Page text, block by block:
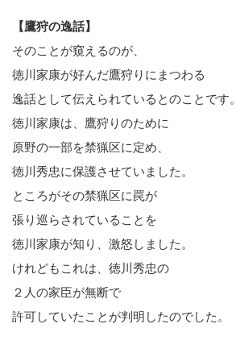
【鷹狩の逸話】
そのことが窺えるのが、
徳川家康が好んだ鷹狩りにまつわる
逸話として伝えられているとのことです。
徳川家康は、鷹狩りのために
原野の一部を禁猟区に定め、
徳川秀忠に保護させていました。
ところがその禁猟区に罠が
張り巡らされていることを
徳川家康が知り、激怒しました。
けれどもこれは、徳川秀忠の
２人の家臣が無断で
許可していたことが判明したのでした。